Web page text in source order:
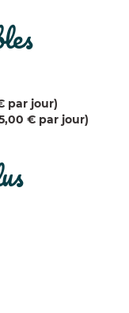
par jour)
€ par jour)